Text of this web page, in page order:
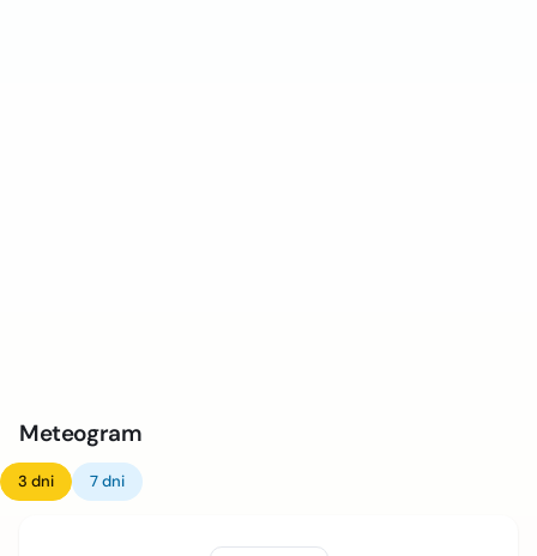
Meteogram
3 dni 7 dni